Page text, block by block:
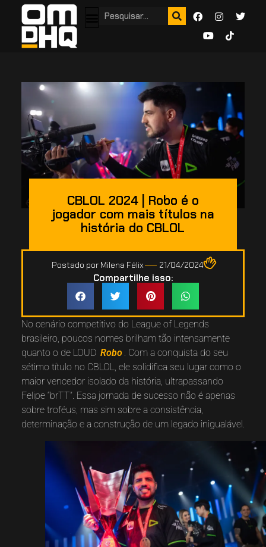
CBLOL 2024 | Robo é o
jogador com mais títulos na
história do CBLOL
Postado porMilena Félix 21/04/2024
Compartilhe isso:
No cenário competitivo do League of Legends
brasileiro, poucos nomes brilham tão intensamente
quanto o de LOUD Robo . Com a conquista do seu
sétimo título no CBLOL, ele solidifica seu lugar como o
maior vencedor isolado da história, ultrapassando
Felipe “brTT”. Essa jornada de sucesso não é apenas
sobre troféus, mas sim sobre a consistência,
determinação e a construção de um legado inigualável.